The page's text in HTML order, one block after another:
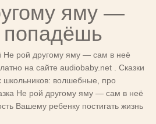
яму —
Не рой другому яму — сам в неё
на сайте audiobaby.net . Сказки
волшебные, про
Не рой другому яму — сам в неё
Вашему ребенку постигать жизнь